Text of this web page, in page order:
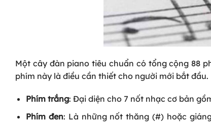
Một cây đàn piano tiêu chuẩn có tổng cộng 88
phím này là điều cần thiết cho người mới bắt đầu.
Phím trắng: Đại diện cho 7 nốt nhạc cơ bản
Phím đen: Là những nốt thăng (#) hoặc